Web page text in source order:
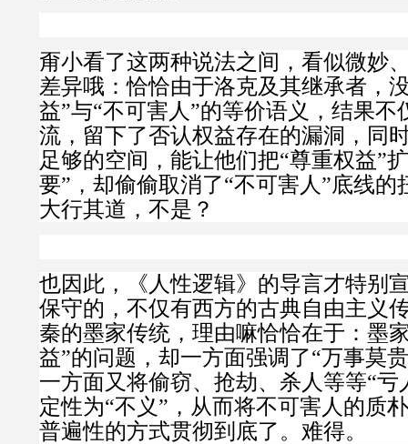
甭小看了这两种说法之间，看似微妙
差异哦：恰恰由于洛克及其继承者，
益”与“不可害人”的等价语义，结果不
流，留下了否认权益存在的漏洞，同
足够的空间，能让他们把“尊重权益”
要”，却偷偷取消了“不可害人”底线的
大行其道，不是？
也因此，《人性逻辑》的导言才特别
保守的，不仅有西方的古典自由主义
秦的墨家传统，理由嘛恰恰在于： 墨
益”的问题，却一方面强调了“万事莫
一方面又将偷窃、抢劫、杀人等等“亏
定性为“不义”，从而将不可害人的质
普遍性的方式贯彻到底了。 难得。